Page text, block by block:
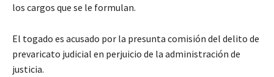
los cargos que se le formulan.
El togado es acusado por la presunta comisión del delito de
prevaricato judicial en perjuicio de la administración de
justicia.